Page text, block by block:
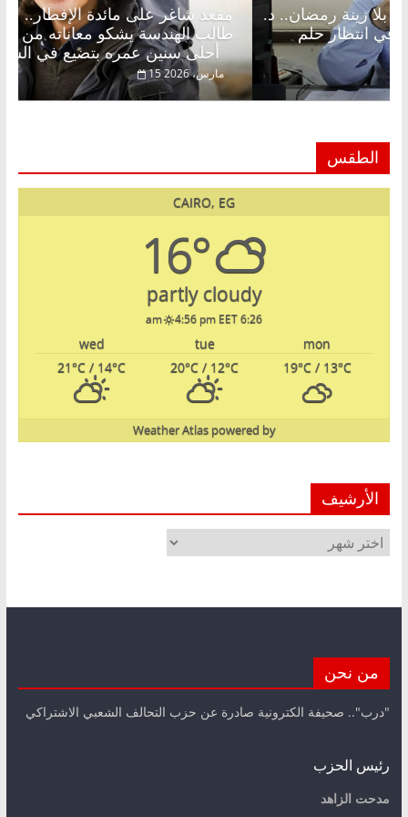
مقعد
طالب
أحلى سنين عمره بتضيع في السجن
15 مارس،
شاغر على الإفطار وبلكونة بلا زينة رمضان.. د.
فاروق خبير اقتصادي في انتظار حلم
22 فبراير، 2026
الطقس
CAIRO, EG
16°
partly cloudy
6:26 am
4:56 pm EET
mon
tue
wed
19°C/ 13°C
20°C / 12°C
21°C / 14°C
powered by
Weather Atlas
الأرشيف
الأرشيف
من نحن
"درب".. صحيفة الكترونية صادرة عن حزب التحالف الشعبي الاشتراكي
رئيس الحزب
مدحت الزاهد